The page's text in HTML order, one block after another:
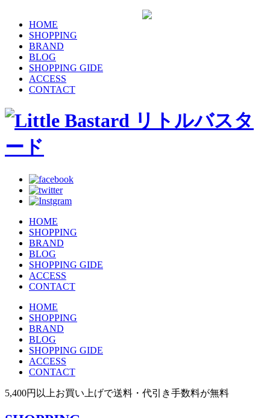
HOME
SHOPPING
BRAND
BLOG
SHOPPING GIDE
ACCESS
CONTACT
HOME
SHOPPING
BRAND
BLOG
SHOPPING GIDE
ACCESS
CONTACT
HOME
SHOPPING
BRAND
BLOG
SHOPPING GIDE
ACCESS
CONTACT
5,400円以上お買い上げで送料・代引き手数料が無料